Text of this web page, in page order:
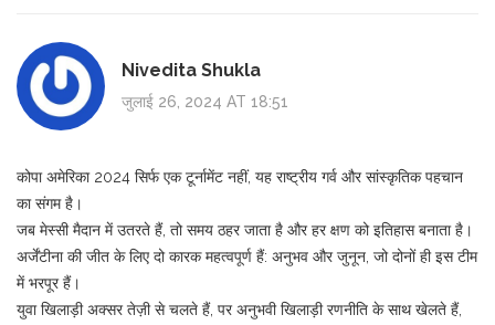
Nivedita Shukla
जुलाई 26, 2024 AT 18:51
कोपा अमेरिका 2024 सिर्फ एक टूर्नामेंट नहीं, यह राष्ट्रीय गर्व और सांस्कृतिक पहचान
का संगम है।
जब मेस्सी मैदान में उतरते हैं, तो समय ठहर जाता है और हर क्षण को इतिहास बनाता है।
अर्जेंटीना की जीत के लिए दो कारक महत्वपूर्ण हैं: अनुभव और जुनून, जो दोनों ही इस टीम
में भरपूर हैं।
युवा खिलाड़ी अक्सर तेज़ी से चलते हैं, पर अनुभवी खिलाड़ी रणनीति के साथ खेलते हैं,